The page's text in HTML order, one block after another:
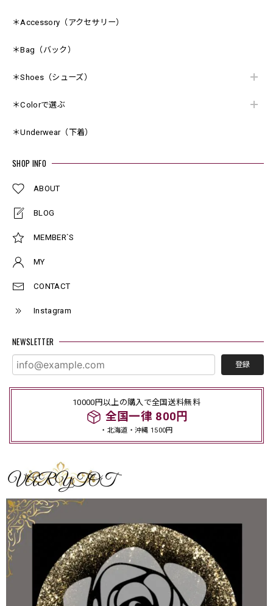
＊Accessory（アクセサリー）
＊Bag（バック）
＊Shoes（シューズ）
＊Colorで選ぶ
＊Underwear（下着）
SHOP INFO
ABOUT
BLOG
MEMBER`S
MY
CONTACT
Instagram
NEWSLETTER
登録
10000円以上の購入で全国送料無料
全国一律 800円
・北海道・沖縄 1500円